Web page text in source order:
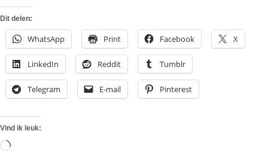
Dit delen:
WhatsApp Print Facebook X
LinkedIn Reddit Tumblr
Telegram E-mail Pinterest
Vind ik leuk:
Aan